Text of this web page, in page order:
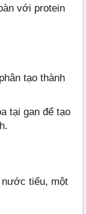
với protein
tạo thành
tại gan để tạo
tiểu, một